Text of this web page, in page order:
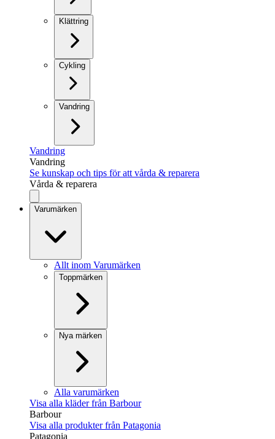
Klättring
Cykling
Vandring
Vandring
Vandring
Se kunskap och tips för att vårda & reparera
Vårda & reparera
Varumärken
Allt inom Varumärken
Toppmärken
Nya märken
Alla varumärken
Visa alla kläder från Barbour
Barbour
Visa alla produkter från Patagonia
Patagonia